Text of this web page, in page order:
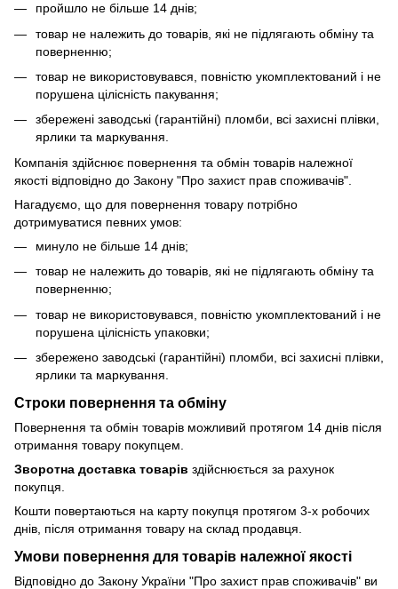
пройшло не більше 14 днів;
товар не належить до товарів, які не підлягають обміну та
поверненню;
товар не використовувався, повністю укомплектований і не
порушена цілісність пакування;
збережені заводські (гарантійні) пломби, всі захисні плівки,
ярлики та маркування.
Компанія здійснює повернення та обмін товарів належної
якості відповідно до Закону "Про захист прав споживачів".
Нагадуємо, що для повернення товару потрібно
дотримуватися певних умов:
минуло не більше 14 днів;
товар не належить до товарів, які не підлягають обміну та
поверненню;
товар не використовувався, повністю укомплектований і не
порушена цілісність упаковки;
збережено заводські (гарантійні) пломби, всі захисні плівки,
ярлики та маркування.
Строки повернення та обміну
Повернення та обмін товарів можливий протягом 14 днів після
отримання товару покупцем.
Зворотна доставка товарів здійснюється за рахунок
покупця.
Кошти повертаються на карту покупця протягом 3-х робочих
днів, після отримання товару на склад продавця.
Умови повернення для товарів належної якості
Відповідно до Закону України "Про захист прав споживачів" ви